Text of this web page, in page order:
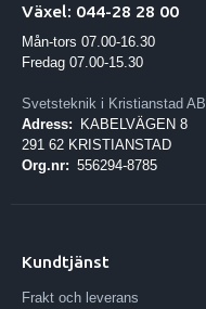
Växel: 044-28 28 00
Mån-tors 07.00-16.30
Fredag 07.00-15.30
Svetsteknik i Kristianstad AB
Adress:
KABELVÄGEN 8
291 62 KRISTIANSTAD
Org.nr: 556294-8785
Kundtjänst
Frakt och leverans